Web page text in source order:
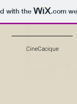
with the .com
CineCacique